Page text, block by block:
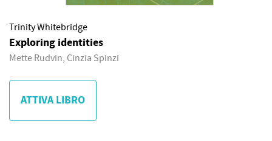
Trinity Whitebridge
Exploring identities
Mette Rudvin, Cinzia Spinzi
ATTIVA LIBRO